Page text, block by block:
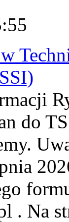
do
. Na